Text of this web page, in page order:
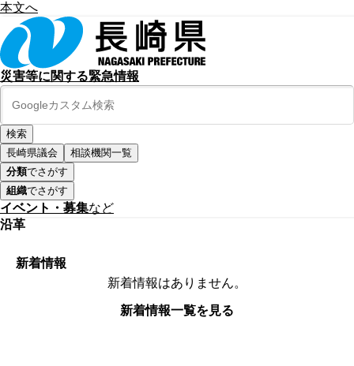
本文へ
災害等に関する緊急情報
長崎県議会
相談機関一覧
分類でさがす
組織でさがす
イベント・募集など
沿革
新着情報
新着情報はありません。
新着情報一覧を見る